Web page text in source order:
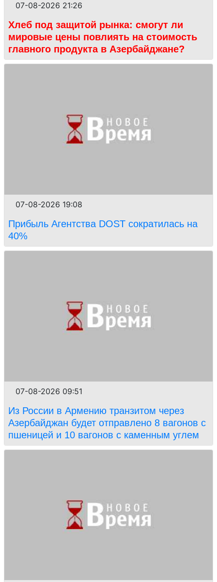
07-08-2026 21:26
Хлеб под защитой рынка: смогут ли
мировые цены повлиять на стоимость
главного продукта в Азербайджане?
07-08-2026 19:08
Прибыль Агентства DOST сократилась на
40%
07-08-2026 09:51
Из России в Армению транзитом через
Азербайджан будет отправлено 8 вагонов с
пшеницей и 10 вагонов с каменным углем